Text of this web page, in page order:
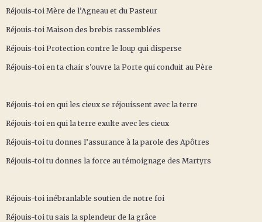
Réjouis-toi Mère de l’Agneau et du Pasteur
Réjouis-toi Maison des brebis rassemblées
Réjouis-toi Protection contre le loup qui disperse
Réjouis-toi en ta chair s’ouvre la Porte qui conduit au Père
Réjouis-toi en qui les cieux se réjouissent avec la terre
Réjouis-toi en qui la terre exulte avec les cieux
Réjouis-toi tu donnes l’assurance à la parole des Apôtres
Réjouis-toi tu donnes la force au témoignage des Martyrs
Réjouis-toi inébranlable soutien de notre foi
Réjouis-toi tu sais la splendeur de la grâce